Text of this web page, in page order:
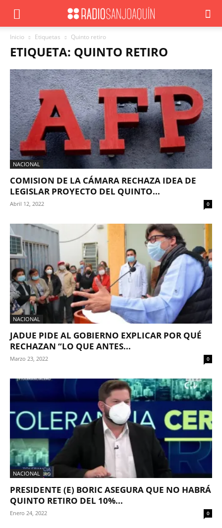
Inicio Etiquetas Quinto retiro
ETIQUETA: QUINTO RETIRO
NACIONAL
COMISION DE LA CÁMARA RECHAZA IDEA DE
LEGISLAR PROYECTO DEL QUINTO...
Abril 12, 2022 0
NACIONAL
JADUE PIDE AL GOBIERNO EXPLICAR POR QUÉ
RECHAZAN “LO QUE ANTES...
Marzo 23, 2022 0
NACIONAL
PRESIDENTE (E) BORIC ASEGURA QUE NO HABRÁ
QUINTO RETIRO DEL 10%...
Enero 24, 2022 0